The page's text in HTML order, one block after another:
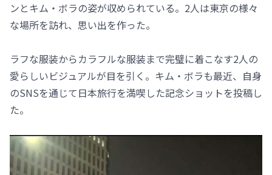
ンとキム・ボラの姿が収められている。2人は東京の様々
な場所を訪れ、思い出を作った。
ラフな服装からカラフルな服装まで完璧に着こなす2人の
愛らしいビジュアルが目を引く。キム・ボラも最近、自身
のSNSを通じて日本旅行を満喫した記念ショットを投稿し
た。